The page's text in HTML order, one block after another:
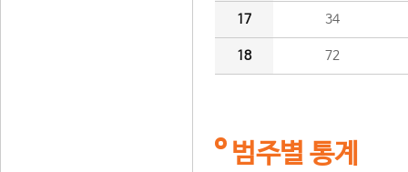
17 34
18 72
범주별 통계